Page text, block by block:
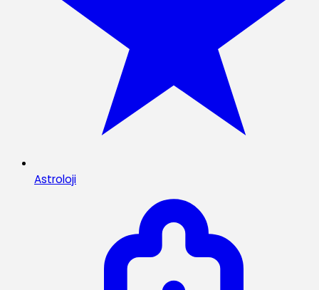
Astroloji